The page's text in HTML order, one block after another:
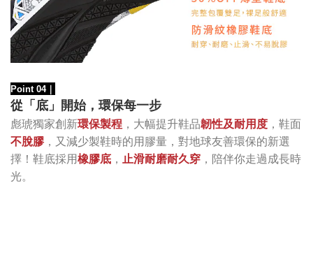
Point 04｜
從「底 」 開始， 環保每一步
彪琥獨家創新環保製程 ，大幅提升鞋品韌性及耐用度 ，鞋面
不脫膠，又減少製鞋時的用膠量，對地球友善環保的新選
擇！鞋底採用橡膠底 ， 止滑耐磨耐久穿 ，陪伴你走過成長時
光。